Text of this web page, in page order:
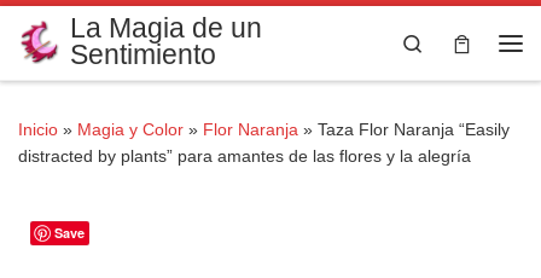
Saltar al contenido
La Magia de un
Sentimiento
Search
Inicio » Magia y Color » Flor Naranja » Taza Flor Naranja “Easily
distracted by plants” para amantes de las flores y la alegría
Save